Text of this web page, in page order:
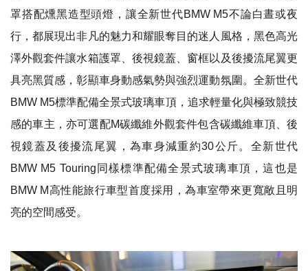
罩搭配燻黑造型頭燈，讓全新世代BMW M5不論白晝或夜
行，都展現出非凡的魅力和耀眼奪目的迷人風格，黑色高光
澤外觀套件讓水箱護罩、後視鏡蓋、窗框以及後擾流尾翼更
具亮黑質感，彰顯車身動感氣勢與強烈運動氛圍。全新世代
BMW M5標準配備全景式玻璃車頂，追求輕量化與極致競技
感的車主，亦可選配M碳纖維外觀套件包含碳纖維車頂、後
視鏡蓋及後擾流尾翼，為車身減重約30公斤。全新世代
BMW M5 Touring同樣標準配備全景式玻璃車頂，這也是
BMW M高性能旅行車型首度採用，為車室帶來更寬敞且明
亮的空間感受。